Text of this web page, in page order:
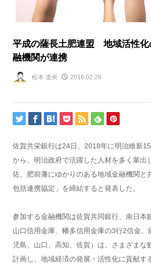
平成の薩長土肥連盟 地域活性化
融機関が連携
松本 道央 2016.02.28
佐賀共栄銀行は24日、2018年に明治維新
から、明治政府で活躍した人材を多く輩出
佐、肥前藩にゆかりのある地域金融機関と
包括連携協定」を締結すると発表した。
参加する金融機関は佐賀共同銀行、南日本
山口信用金庫、幡多信用金庫の3行2信金。
児島、山口、高知、佐賀）は、さまざまな
計画し、地域経済の発展・活性化に貢献す